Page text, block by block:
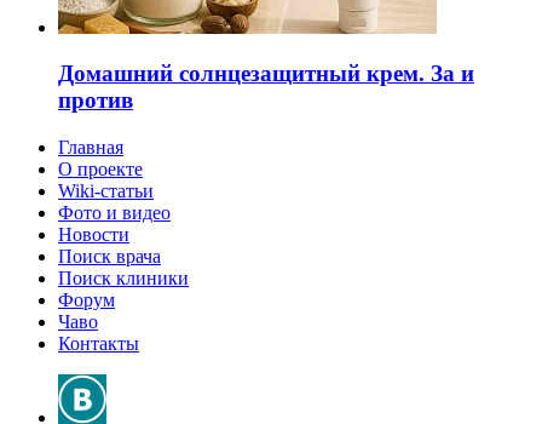
Домашний солнцезащитный крем. За и
против
Главная
О проекте
Wiki-статьи
Фото и видео
Новости
Поиск врача
Поиск клиники
Форум
Чаво
Контакты